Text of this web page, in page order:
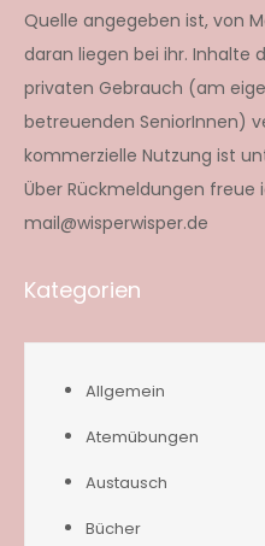
Quelle angegeben ist, von
daran liegen bei ihr. Inhalte
privaten Gebrauch (am
betreuenden SeniorInnen)
kommerzielle Nutzung ist
Über Rückmeldungen
mail@wisperwisper.de
Kategorien
Allgemein
Atemübungen
Austausch
Bücher